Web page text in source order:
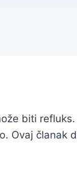
biti
Ovaj članak